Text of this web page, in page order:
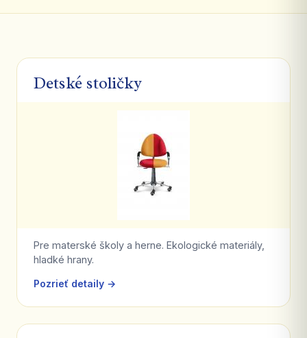
Detské stoličky
Pre materské školy a herne. Ekologické materiály,
hladké hrany.
Pozrieť detaily →